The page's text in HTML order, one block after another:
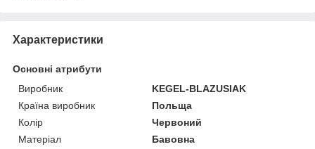
Характеристики
Основні атрибути
Виробник
KEGEL-BLAZUSIAK
Країна виробник
Польща
Колір
Червоний
Матеріал
Бавовна